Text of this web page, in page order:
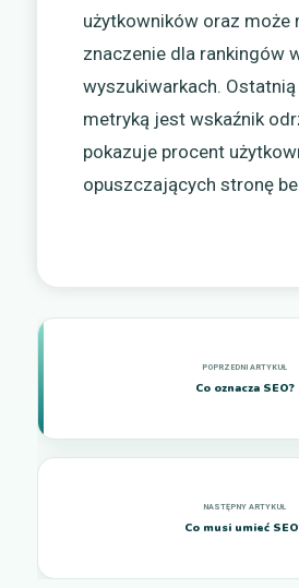
użytkowników oraz może
znaczenie dla rankingów
wyszukiwarkach. Ostatnią
metryką jest wskaźnik
pokazuje procent
opuszczających stronę
Co oznacza SEO?
Co musi umieć